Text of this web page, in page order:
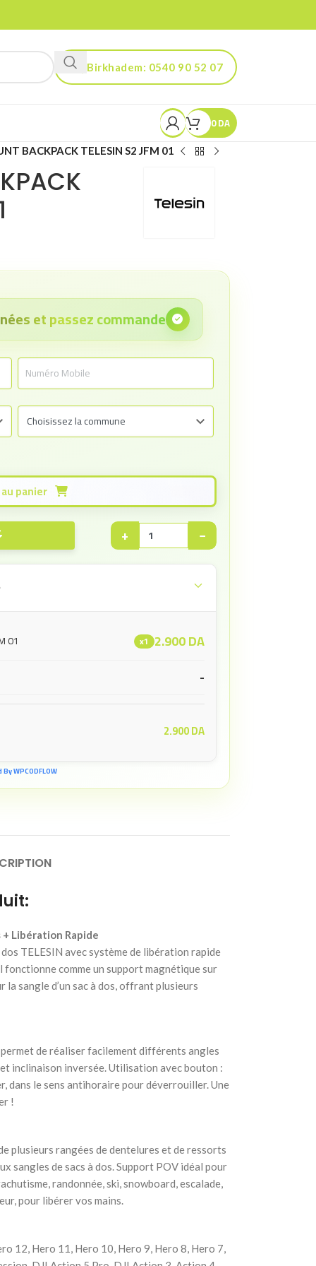
Birkhadem: 0540 90 52 07
Kouba: 0560 90 52 03
0DA
BACKPACK TELESIN S2 JFM 01
et passez commande
Ajouter au panier
−
+
01 x1 2.900DA
-
2.900DA
WPCODFLOW
Libération Rapide
TELESIN avec système de libération rapide
fonctionne comme un support magnétique sur
sangle d’un sac à dos, offrant plusieurs
de réaliser facilement différents angles
inclinaison inversée. Utilisation avec bouton :
dans le sens antihoraire pour déverrouiller. Une
!
plusieurs rangées de dentelures et de ressorts
sangles de sacs à dos. Support POV idéal pour
randonnée, ski, snowboard, escalade,
pour libérer vos mains.
12, Hero 11, Hero 10, Hero 9, Hero 8, Hero 7,